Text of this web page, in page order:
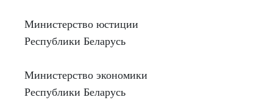
Министерство юстиции
Республики Беларусь
Министерство экономики
Республики Беларусь